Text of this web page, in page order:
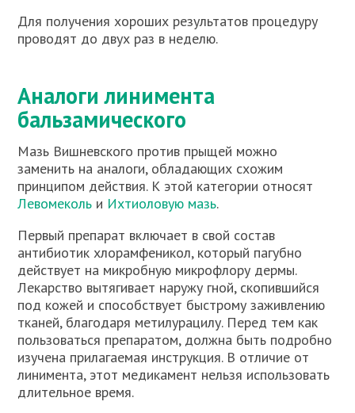
Для получения хороших результатов процедуру
проводят до двух раз в неделю.
Аналоги линимента
бальзамического
Мазь Вишневского против прыщей можно
заменить на аналоги, обладающих схожим
принципом действия. К этой категории относят
Левомеколь и Ихтиоловую мазь.
Первый препарат включает в свой состав
антибиотик хлорамфеникол, который пагубно
действует на микробную микрофлору дермы.
Лекарство вытягивает наружу гной, скопившийся
под кожей и способствует быстрому заживлению
тканей, благодаря метилурацилу. Перед тем как
пользоваться препаратом, должна быть подробно
изучена прилагаемая инструкция. В отличие от
линимента, этот медикамент нельзя использовать
длительное время.